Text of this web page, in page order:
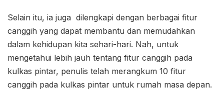
Selain itu, ia juga dilengkapi dengan berbagai fitur
canggih yang dapat membantu dan memudahkan
dalam kehidupan kita sehari-hari. Nah, untuk
mengetahui lebih jauh tentang fitur canggih pada
kulkas pintar, penulis telah merangkum 10 fitur
canggih pada kulkas pintar untuk rumah masa depan.